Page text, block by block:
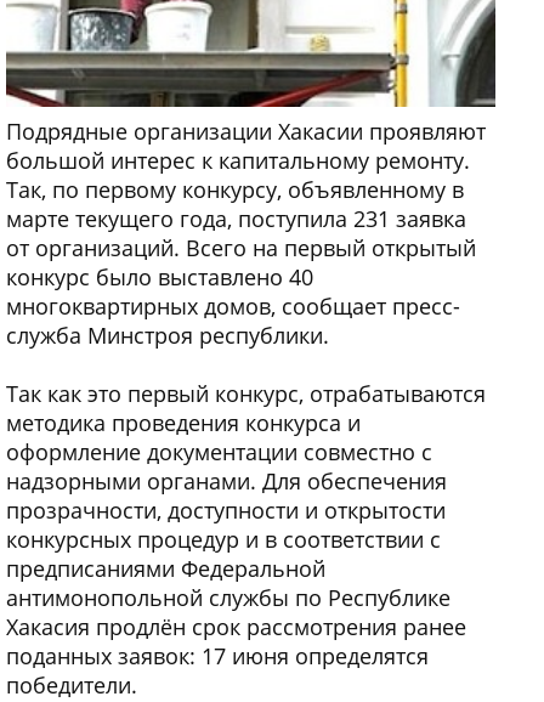
Подрядные организации Хакасии проявляют
большой интерес к капитальному ремонту.
Так, по первому конкурсу, объявленному в
марте текущего года, поступила 231 заявка
от организаций. Всего на первый открытый
конкурс было выставлено 40
многоквартирных домов, сообщает пресс-
служба Минстроя республики.
Так как это первый конкурс, отрабатываются
методика проведения конкурса и
оформление документации совместно с
надзорными органами. Для обеспечения
прозрачности, доступности и открытости
конкурсных процедур и в соответствии с
предписаниями Федеральной
антимонопольной службы по Республике
Хакасия продлён срок рассмотрения ранее
поданных заявок: 17 июня определятся
победители.